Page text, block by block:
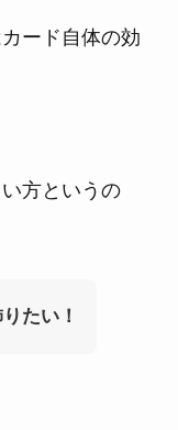
ード自体の効
方というの
たい！